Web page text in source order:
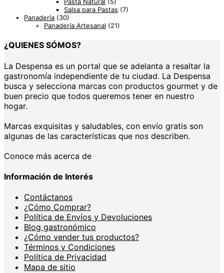
Salsa para Pastas (7)
Panadería (30)
Panadería Artesanal (21)
¿QUIENES SÓMOS?
La Despensa es un portal que se adelanta a resaltar la
gastronomía independiente de tu ciudad. La Despensa
busca y selecciona marcas con productos gourmet y de
buen precio que todos queremos tener en nuestro
hogar.
Marcas exquisitas y saludables, con envío gratis son
algunas de las características que nos describen.
Conoce más acerca de
Información de Interés
Contáctanos
¿Cómo Comprar?
Política de Envíos y Devoluciones
Blog gastronómico
¿Cómo vender tus productos?
Términos y Condiciones
Política de Privacidad
Mapa de sitio